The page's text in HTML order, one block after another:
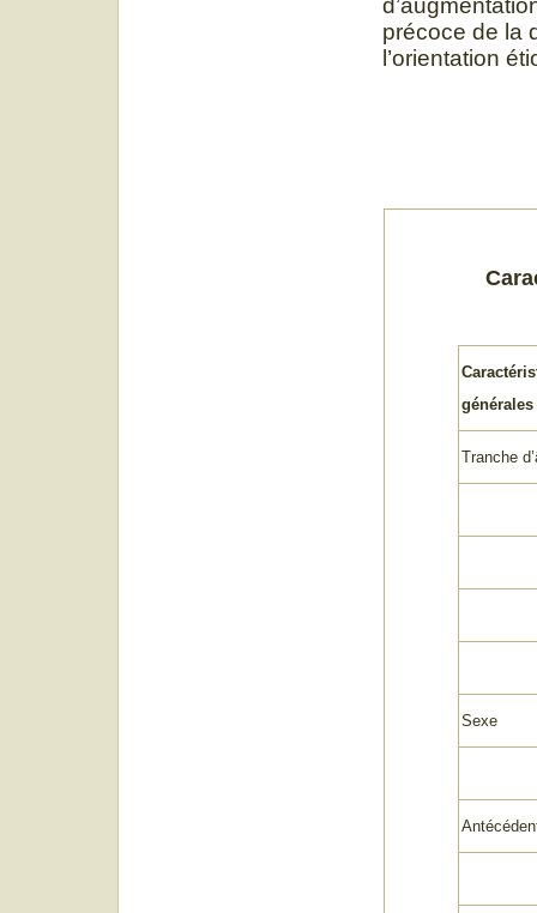
précoce de la
l’orientation
générales
Tranche
Sexe